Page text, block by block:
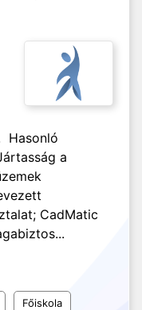
Hasonló
a
CadMatic
Főiskola